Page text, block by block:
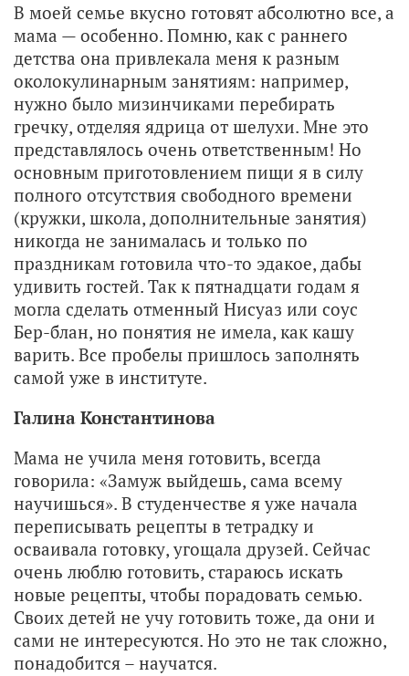
В моей семье вкусно готовят абсолютно все, а
мама — особенно. Помню, как с раннего
детства она привлекала меня к разным
околокулинарным занятиям: например,
нужно было мизинчиками перебирать
гречку, отделяя ядрица от шелухи. Мне это
представлялось очень ответственным! Но
основным приготовлением пищи я в силу
полного отсутствия свободного времени
(кружки, школа, дополнительные занятия)
никогда не занималась и только по
праздникам готовила что-то эдакое, дабы
удивить гостей. Так к пятнадцати годам я
могла сделать отменный Нисуаз или соус
Бер-блан, но понятия не имела, как кашу
варить. Все пробелы пришлось заполнять
самой уже в институте.
Галина Константинова
Мама не учила меня готовить, всегда
говорила: «Замуж выйдешь, сама всему
научишься». В студенчестве я уже начала
переписывать рецепты в тетрадку и
осваивала готовку, угощала друзей. Сейчас
очень люблю готовить, стараюсь искать
новые рецепты, чтобы порадовать семью.
Своих детей не учу готовить тоже, да они и
сами не интересуются. Но это не так сложно,
понадобится – научатся.